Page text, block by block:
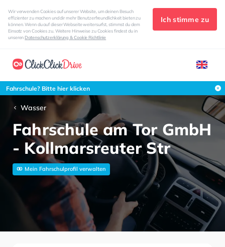
Wir verwenden Cookies auf unserer Website, um deinen Besuch
effizienter zu machen und dir mehr Benutzerfreundlichkeit bieten zu
können. Wenn du auf dieser Webseite weitersurfst, stimmst du dem
Einsatz von Cookies zu. Weitere Hinweise zu Cookies findest du in
unserenDatenschutzerklärung & Cookie Richtlinie
Ich stimme zu
Fahrschule? Bitte hier klicken
Wasser
Fahrschule am Tor GmbH
- Kollmarsreuter Str
Mein Fahrschulprofil verwalten